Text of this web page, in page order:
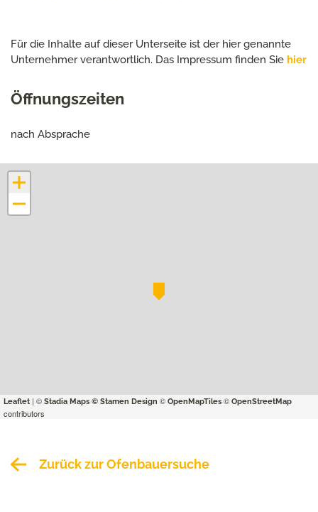
Für die Inhalte auf dieser Unterseite ist der hier genannte
Unternehmer verantwortlich. Das Impressum finden Sie hier
Öffnungszeiten
nach Absprache
+
−
Leaflet | © Stadia Maps © Stamen Design © OpenMapTiles © OpenStreetMap
contributors
Zurück zur Ofenbauersuche